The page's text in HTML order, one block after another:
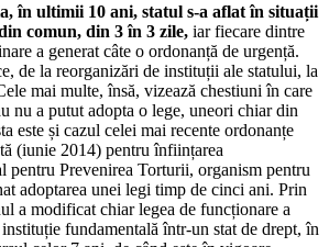
în ultimii 10 ani, statul s-a aflat în situații
comun, din 3 în 3 zile, iar fiecare dintre
a generat câte o ordonanță de urgență.
de la reorganizări de instituții ale statului, la
mai multe, însă, vizează chestiuni în care
nu a putut adopta o lege, uneori chiar din
este și cazul celei mai recente ordonanțe
(iunie 2014) pentru înființarea
pentru Prevenirea Torturii, organism pentru
adoptarea unei legi timp de cinci ani. Prin
a modificat chiar legea de funcționare a
fundamentală într-un stat de drept, în